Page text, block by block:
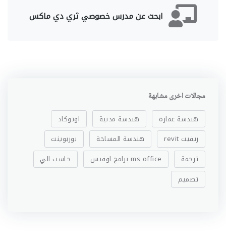
ابحث عن مدرس خصوصي ثري دي ماكس
مجالات اخرى مشابهة
هندسة عمارة هندسة مدنية
اوتوكاد
ريفيت revit
هندسة المساحة
بوربوينت
ترجمة
ms office برامج اوفيس
حاسب الي
تصميم